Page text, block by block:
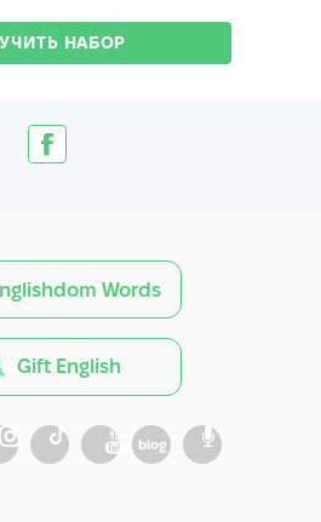
НАБОР
Words
Gift English
blog